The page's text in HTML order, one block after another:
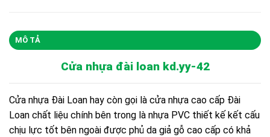
MÔ TẢ
Cửa nhựa đài loankd.yy-42
Cửa nhựa Đài Loan hay còn gọi là cửa nhựa cao cấp Đài
Loan chất liệu chính bên trong là nhựa PVC thiết kế kết cấu
chịu lực tốt bên ngoài được phủ da giả gỗ cao cấp có khả